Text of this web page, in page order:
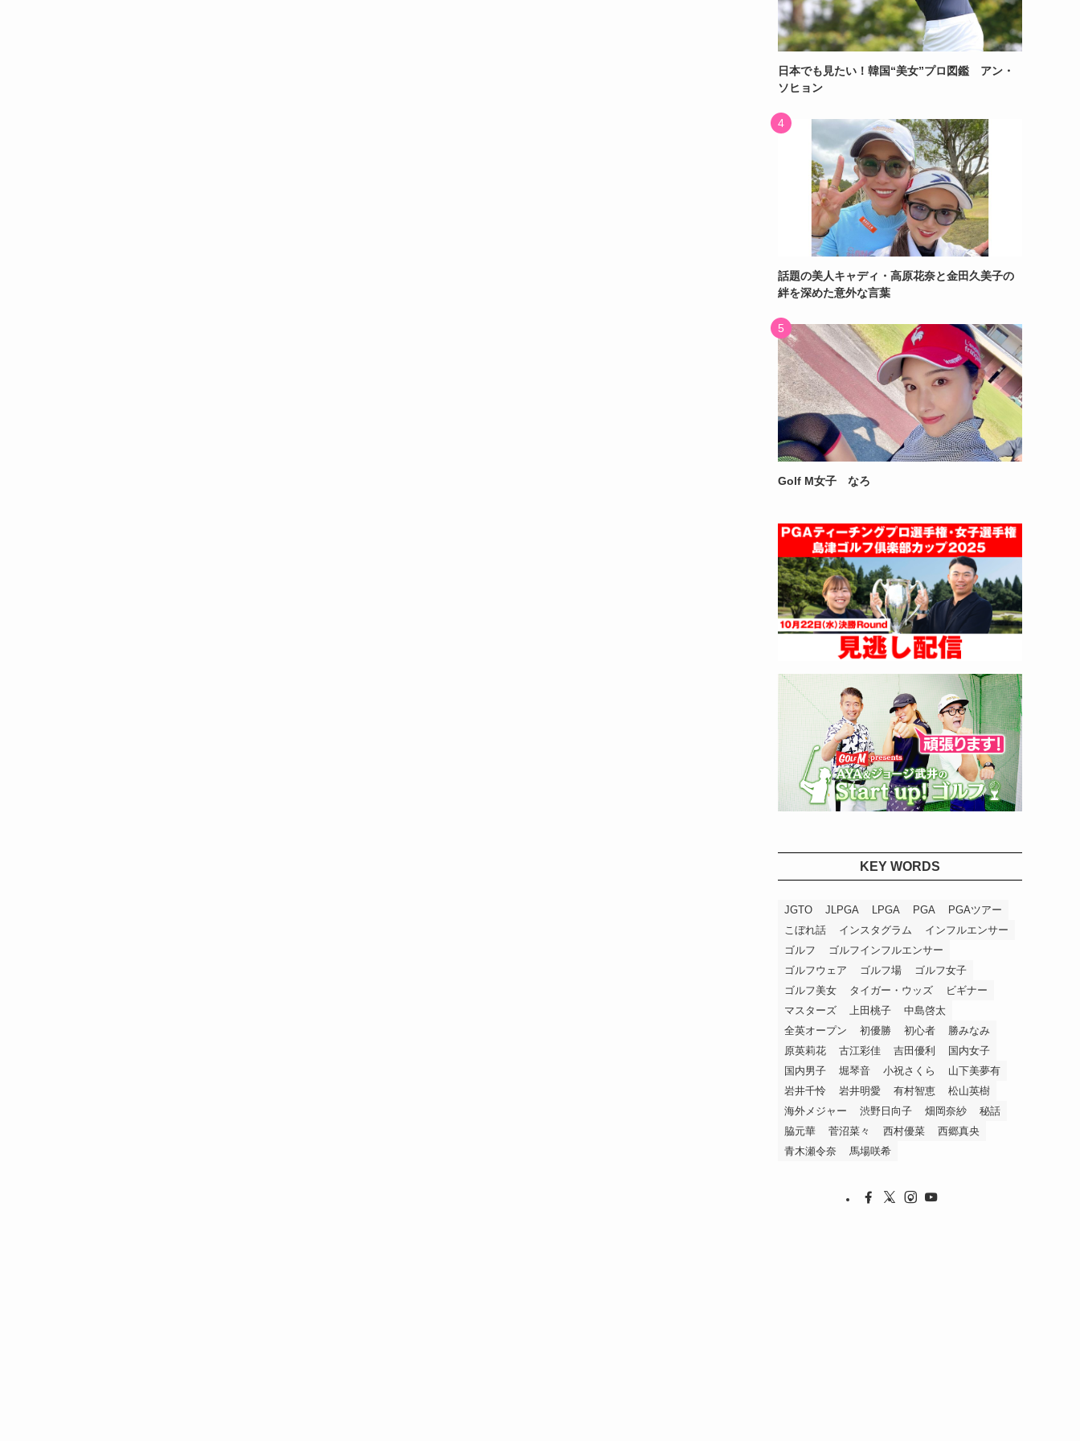
日本でも見たい！韓国“美女”プロ図鑑 アン・
ソヒョン
話題の美人キャディ・高原花奈と金田久美子の
絆を深めた意外な言葉
Golf M女子 なろ
KEY WORDS
JGTO JLPGA LPGA PGA
PGAツアー
こぼれ話
インスタグラム
インフルエンサー
ゴルフ
ゴルフインフルエンサー
ゴルフウェア
ゴルフ場
ゴルフ女子
ゴルフ美女
タイガー・ウッズ
ビギナー
マスターズ
上田桃子
中島啓太
全英オープン
初優勝 初心者
勝みなみ
原英莉花
古江彩佳 吉田優利
国内女子
国内男子
堀琴音 小祝さくら
山下美夢有
岩井千怜
岩井明愛 有村智恵
松山英樹
海外メジャー
渋野日向子 畑岡奈紗
秘話
脇元華
菅沼菜々 西村優菜
西郷真央
青木瀬令奈
馬場咲希